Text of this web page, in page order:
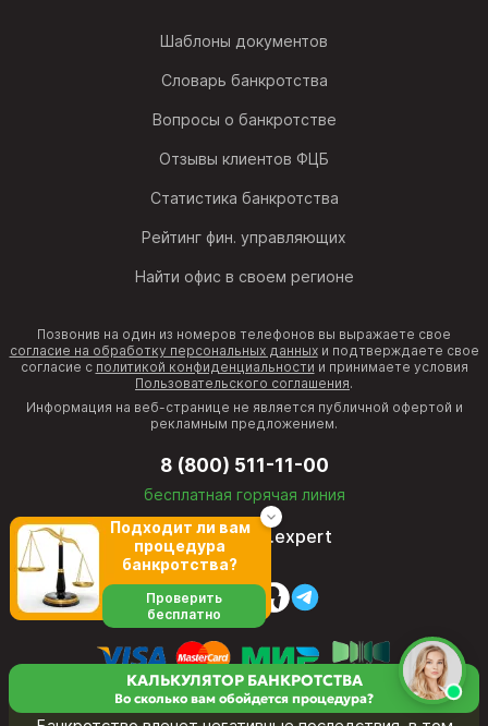
Шаблоны документов
Словарь банкротства
Вопросы о банкротстве
Отзывы клиентов ФЦБ
Статистика банкротства
Рейтинг фин. управляющих
Найти офис в своем регионе
Позвонив на один из номеров телефонов вы выражаете свое
согласие на обработку персональных данныхи подтверждаете свое
согласие с политикой конфиденциальности и принимаете условия
Пользовательского соглашения.
Информация на веб-странице не является публичной офертой и
рекламным предложением.
8 (800) 511-11-00
бесплатная горячая линия
director@fcb.expert
КАЛЬКУЛЯТОР БАНКРОТСТВА
Во сколько вам обойдется процедура?
Подходит ли вам
процедура
банкротства?
Проверить
бесплатно